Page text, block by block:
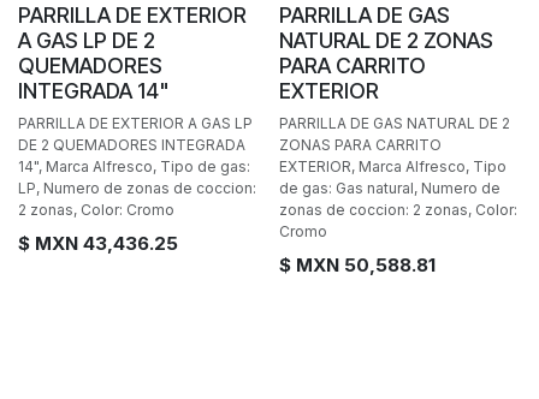
BAJO PEDIDO
PARRILLA DE EXTERIOR
A GAS LP DE 2
QUEMADORES
INTEGRADA 14"
PARRILLA DE EXTERIOR A GAS LP
DE 2 QUEMADORES INTEGRADA
14", Marca Alfresco, Tipo de gas:
LP, Numero de zonas de coccion:
2 zonas, Color: Cromo
$ MXN 43,436.25
BAJO PEDIDO
PARRILLA DE GAS
NATURAL DE 2 ZONAS
PARA CARRITO
EXTERIOR
PARRILLA DE GAS NATURAL DE 2
ZONAS PARA CARRITO
EXTERIOR, Marca Alfresco, Tipo
de gas: Gas natural, Numero de
zonas de coccion: 2 zonas, Color:
Cromo
$ MXN 50,588.81